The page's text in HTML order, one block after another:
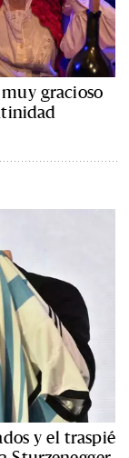
gracioso
y el traspié